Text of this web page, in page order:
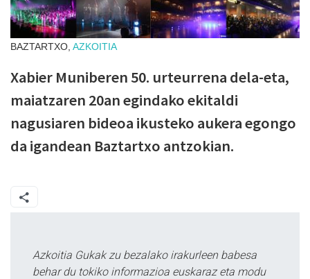
BAZTARTXO, AZKOITIA
Xabier Muniberen 50. urteurrena dela-eta,
maiatzaren 20an egindako ekitaldi
nagusiaren bideoa ikusteko aukera egongo
da igandean Baztartxo antzokian.
Azkoitia Gukak zu bezalako irakurleen babesa
behar du tokiko informazioa euskaraz eta modu